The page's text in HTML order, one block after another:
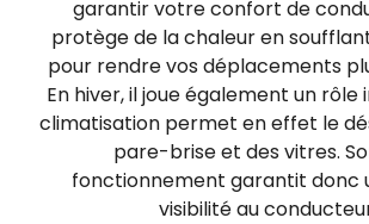
garantir votre confort de
protège de la chaleur en
pour rendre vos déplacements
En hiver, il joue également un rôle
climatisation permet en effet le
pare-brise et des vitres.
fonctionnement garantit donc
visibilité au